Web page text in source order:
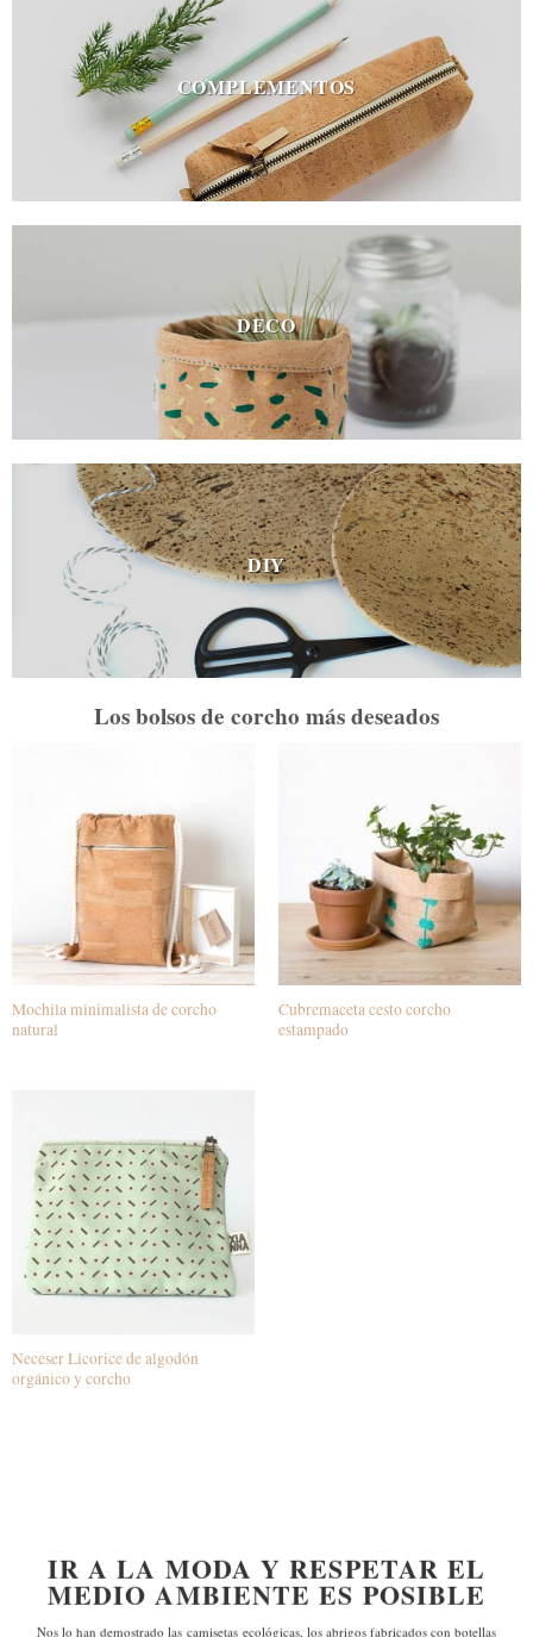
COMPLEMENTOS
DECO
DIY
Los bolsos de corcho más deseados
Mochila minimalista de corcho
natural
Cubremaceta cesto corcho
estampado
Neceser Licorice de algodón
orgánico y corcho
IR A LA MODA Y RESPETAR EL
MEDIO AMBIENTE ES POSIBLE
Nos lo han demostrado las camisetas ecológicas, los abrigos fabricados con botellas